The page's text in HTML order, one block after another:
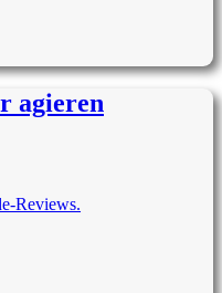
agieren
Reviews.